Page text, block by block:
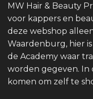
MW Hair & Beauty
voor kappers en
deze webshop
Waardenburg, hier
de Academy waar
worden gegeven. In
komen om zelf te